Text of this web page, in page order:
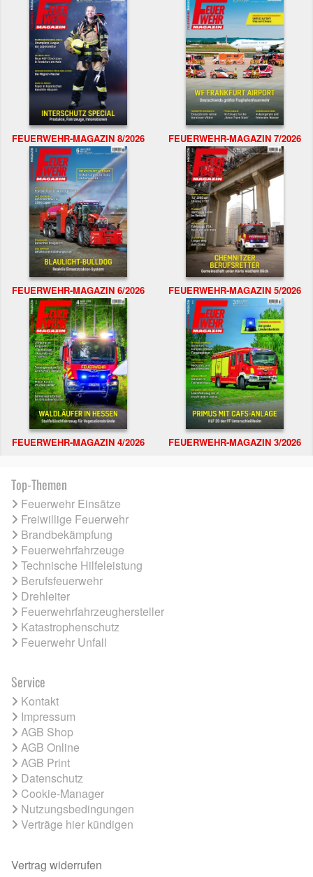
FEUERWEHR-MAGAZIN 8/2026 FEUERWEHR-MAGAZIN 7/2026
FEUERWEHR-MAGAZIN 6/2026 FEUERWEHR-MAGAZIN 5/2026
FEUERWEHR-MAGAZIN 4/2026 FEUERWEHR-MAGAZIN 3/2026
Top-Themen
Feuerwehr Einsätze
Freiwillige Feuerwehr
Brandbekämpfung
Feuerwehrfahrzeuge
Technische Hilfeleistung
Berufsfeuerwehr
Drehleiter
Feuerwehrfahrzeughersteller
Katastrophenschutz
Feuerwehr Unfall
Service
Kontakt
Impressum
AGB Shop
AGB Online
AGB Print
Datenschutz
Cookie-Manager
Nutzungsbedingungen
Verträge hier kündigen
Vertrag widerrufen